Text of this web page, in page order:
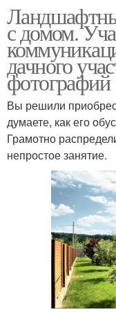
с домом.
дачного
фотографий
Вы решили
думаете, как его
Грамотно
непростое занятие.